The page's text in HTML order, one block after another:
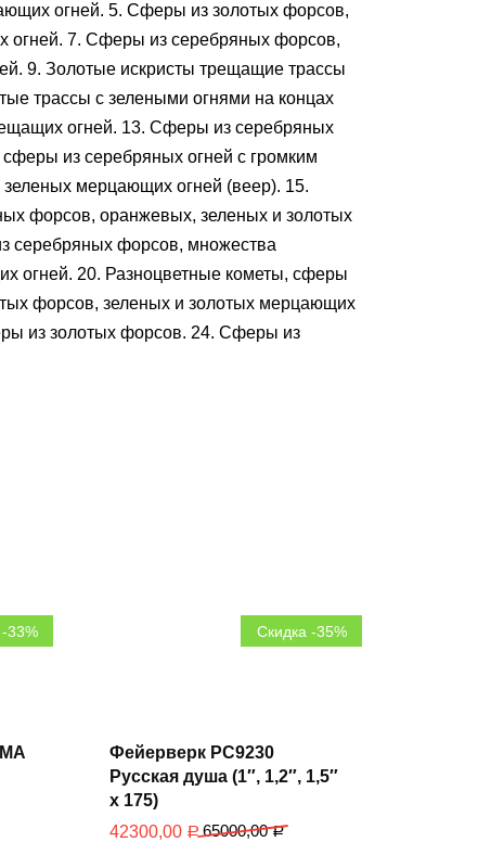
огней. 5. Сферы из золотых форсов,
огней. 7. Сферы из серебряных форсов,
9. Золотые искристы трещащие трассы
трассы с зелеными огнями на концах
огней. 13. Сферы из серебряных
из серебряных огней с громким
мерцающих огней (веер). 15.
форсов, оранжевых, зеленых и золотых
серебряных форсов, множества
огней. 20. Разноцветные кометы, сферы
форсов, зеленых и золотых мерцающих
из золотых форсов. 24. Сферы из
33%
корзину
Скидка -35%
Фейерверк РС9230
Русская душа (1″, 1,2″, 1,5″
х 175)
65000,00Р
42300,00 Р